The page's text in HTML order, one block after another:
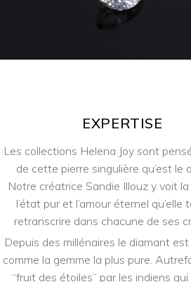
EXPERTISE
Les collections Helena Joy sont
de cette pierre singulière qu’est le
Notre créatrice Sandie Illouz y voit
l’état pur et l’amour éternel qu’elle
retranscrire dans chacune de ses
Depuis des millénaires le diamant
comme la gemme la plus pure.
“fruit des étoiles” par les indiens